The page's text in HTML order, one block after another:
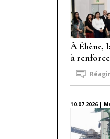
À Ébène,
à
10.07.2026 |